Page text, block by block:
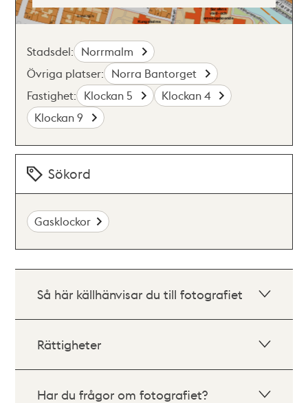
Stadsdel: Norrmalm
Övriga platser: Norra Bantorget
Fastighet: Klockan 5
Klockan 4
Klockan 9
Sökord
Gasklockor
Så här källhänvisar du till fotografiet
Rättigheter
Har du frågor om fotografiet?